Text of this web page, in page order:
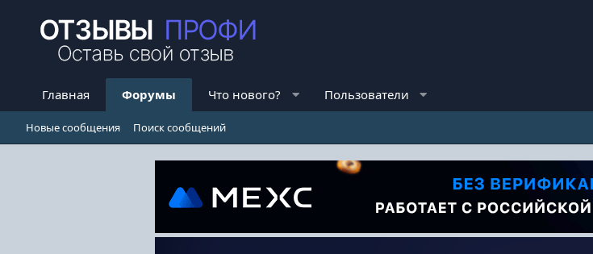
Главная Форумы Что нового? Пользователи
Новые сообщения Поиск сообщений